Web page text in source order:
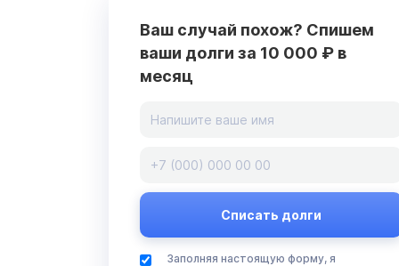
Ваш случай похож? Спишем
ваши долги за 10 000 ₽ в
месяц
Заполняя настоящую форму, я